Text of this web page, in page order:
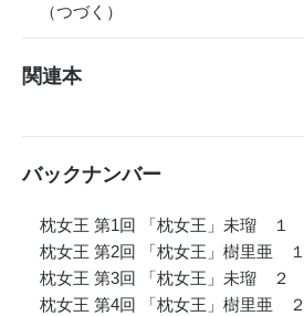
（つづく）
関連本
バックナンバー
枕女王 第1回 「枕女王」未瑠 １
枕女王 第2回 「枕女王」樹里亜 １
枕女王 第3回 「枕女王」未瑠 ２
枕女王 第4回 「枕女王」樹里亜 ２